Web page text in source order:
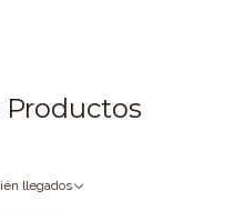
Productos
llegados